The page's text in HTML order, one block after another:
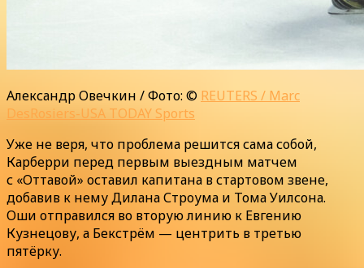
Александр Овечкин / Фото: © REUTERS / Marc
DesRosiers-USA TODAY Sports
Уже не веря, что проблема решится сама собой,
Карберри перед первым выездным матчем
с «Оттавой» оставил капитана в стартовом звене,
добавив к нему Дилана Строума и Тома Уилсона.
Оши отправился во вторую линию к Евгению
Кузнецову, а Бекстрём — центрить в третью
пятёрку.